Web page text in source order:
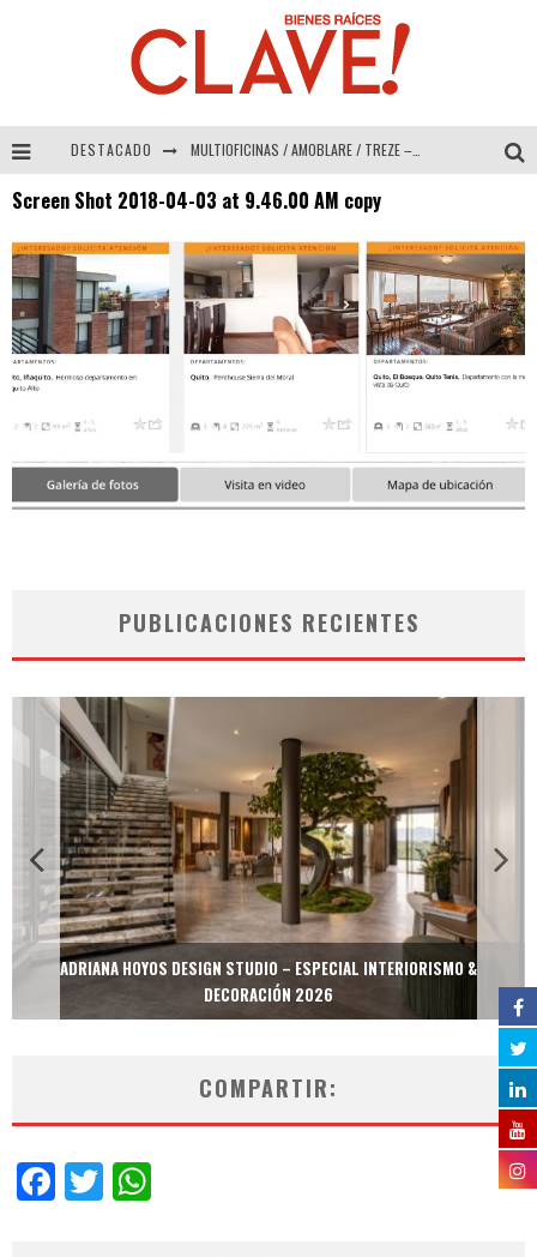
DESTACADO MULTIOFICINAS / AMOBLARE / TREZE – Especial Interiorismo & Decoración 2026
COLINEAL – Especial Interiorismo & Decoración 2026
ADRIANA HOYOS DESIGN STUDIO – Especial Interiorismo & Decoración 2026
Screen Shot 2018-04-03 at 9.46.00 AM copy
PUBLICACIONES RECIENTES
ADRIANA HOYOS DESIGN STUDIO – ESPECIAL INTERIORISMO &
DECORACIÓN 2026
COMPARTIR:
Facebook
Twitter